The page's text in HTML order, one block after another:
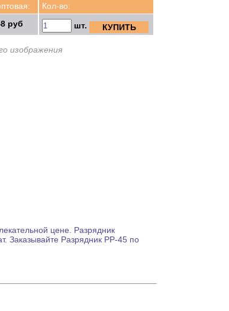
руб
Кол-во:
шт. КУПИТЬ
изображения
цене. Разрядник
Заказывайте Разрядник РР-45 по